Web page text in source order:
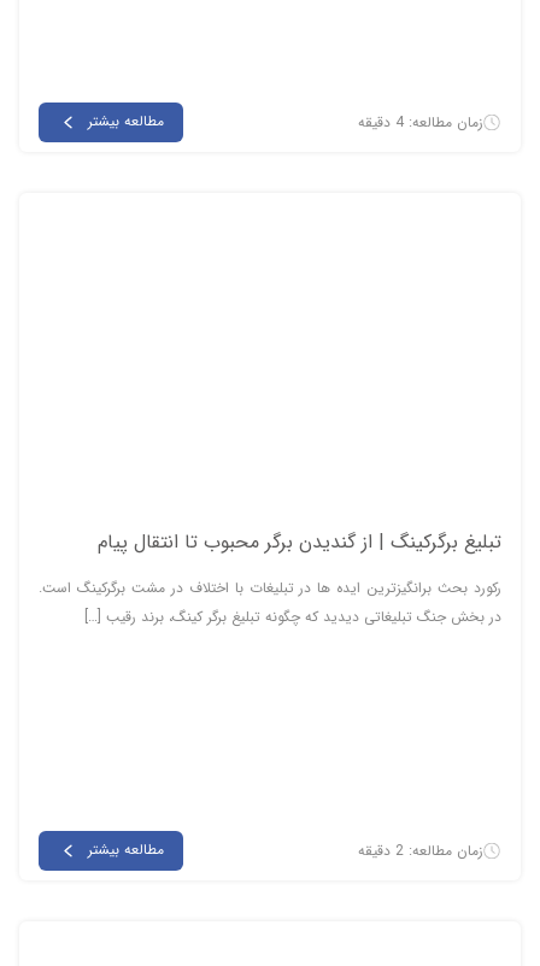
زمان مطالعه: 4 دقیقه مطالعه بیشتر
تبلیغ برگرکینگ | از گندیدن برگر محبوب تا انتقال پیام
رکورد بحث برانگیزترین ایده ها در تبلیغات با اختلاف در مشت برگرکینگ است.
در بخش جنگ تبلیغاتی دیدید که چگونه تبلیغ برگر کینگ، برند رقیب […]
زمان مطالعه: 2 دقیقه مطالعه بیشتر